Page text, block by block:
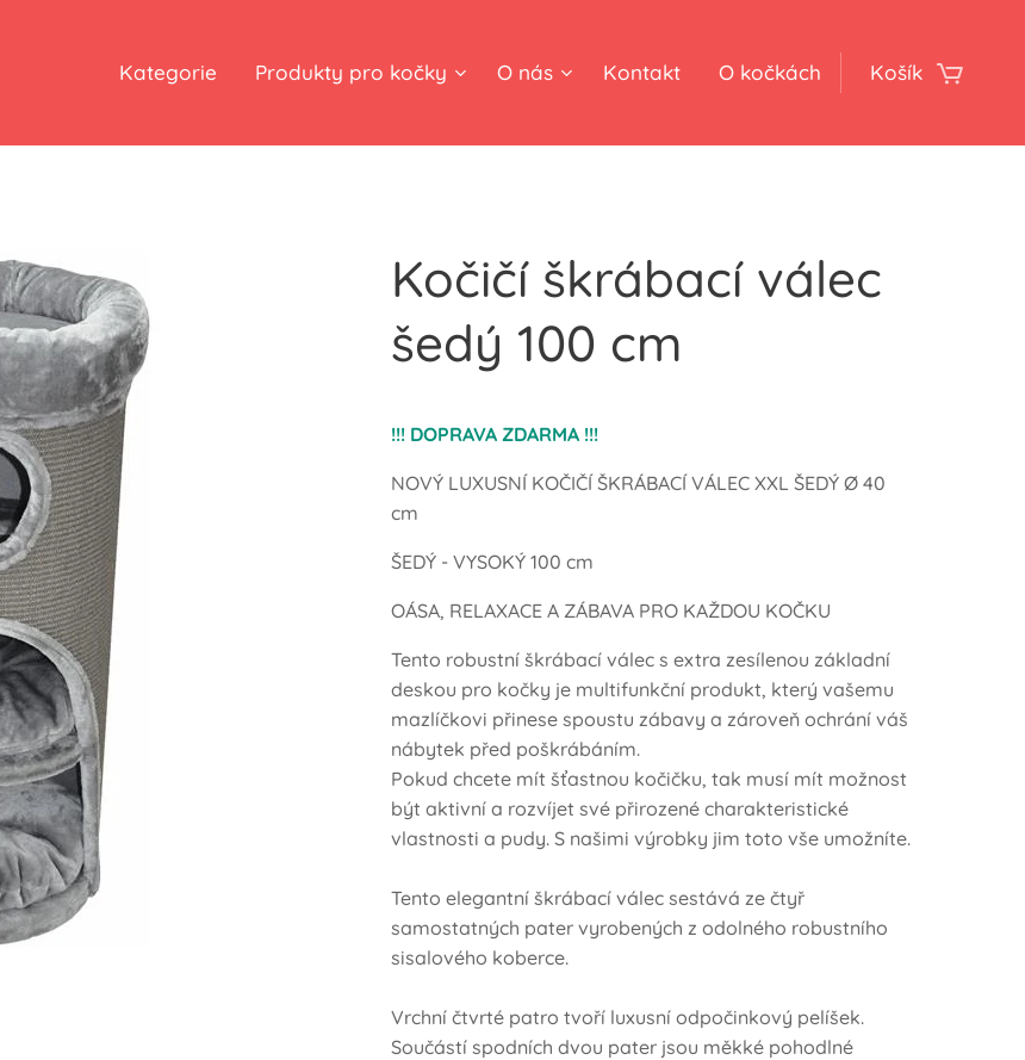
Kategorie Produkty pro kočky O nás Kontakt O kočkách Košík
Kočičí škrábací válec
šedý 100 cm
!!! DOPRAVA ZDARMA !!!
NOVÝ LUXUSNÍ KOČIČÍ ŠKRÁBACÍ VÁLEC XXL ŠEDÝ Ø 40
cm
ŠEDÝ - VYSOKÝ 100 cm
OÁSA, RELAXACE A ZÁBAVA PRO KAŽDOU KOČKU
Tento robustní škrábací válec s extra zesílenou základní
deskou pro kočky je multifunkční produkt, který vašemu
mazlíčkovi přinese spoustu zábavy a zároveň ochrání váš
nábytek před poškrábáním.
Pokud chcete mít šťastnou kočičku, tak musí mít možnost
být aktivní a rozvíjet své přirozené charakteristické
vlastnosti a pudy. S našimi výrobky jim toto vše umožníte.
Tento elegantní škrábací válec sestává ze čtyř
samostatných pater vyrobených z odolného robustního
sisalového koberce.
Vrchní čtvrté patro tvoří luxusní odpočinkový pelíšek.
Součástí spodních dvou pater jsou měkké pohodlné